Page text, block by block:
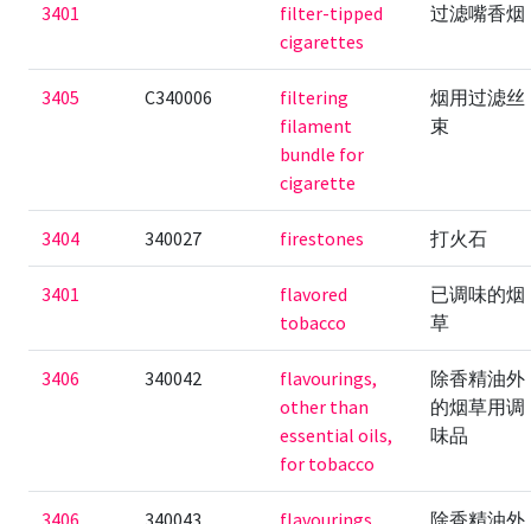
3401
filter-tipped
cigarettes
过滤嘴香烟
3405 C340006
filtering
filament
bundle for
cigarette
烟用过滤丝
束
3404 340027 firestones 打火石
3401
flavored
tobacco
已调味的烟
草
3406 340042
flavourings,
other than
essential oils,
for tobacco
除香精油外
的烟草用调
味品
3406 340043 flavourings, 除香精油外